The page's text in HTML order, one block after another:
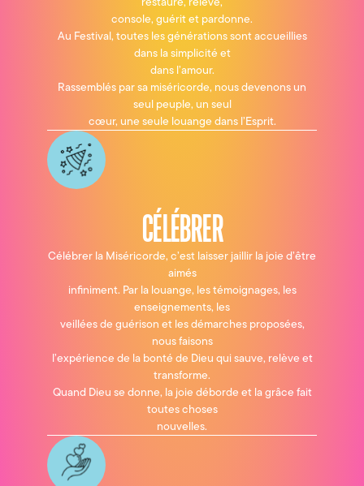
console, guérit et pardonne.
Au Festival, toutes les générations sont accueillies
dans la simplicité et
dans l’amour.
Rassemblés par sa miséricorde, nous devenons un
seul peuple, un seul
cœur, une seule louange dans l’Esprit.
CÉLÉBRER
Célébrer la Miséricorde, c’est laisser jaillir la joie d’être
aimés
infiniment. Par la louange, les témoignages, les
enseignements, les
veillées de guérison et les démarches proposées,
nous faisons
l’expérience de la bonté de Dieu qui sauve, relève et
transforme.
Quand Dieu se donne, la joie déborde et la grâce fait
toutes choses
nouvelles.